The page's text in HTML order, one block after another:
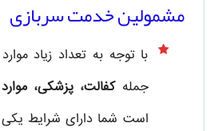
مشمولین خدمت سربازی
با توجه به تعداد زیاد
جملهکفالت، پزشکی،
است شما دارای شرایط یکی